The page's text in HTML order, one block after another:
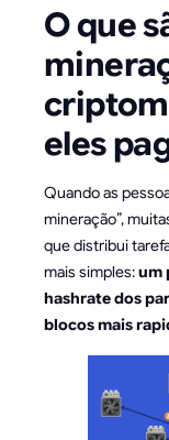
O que
eles
Quando as
mineração”,
que distribui
mais simples:um
hashrate dos
blocos mais